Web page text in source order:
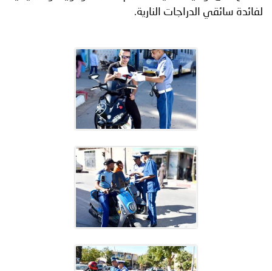
لفائدة سائقي الدراجات النارية.